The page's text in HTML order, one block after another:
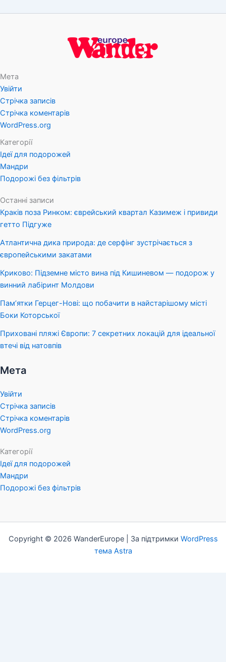
Мета
Увійти
Стрічка записів
Стрічка коментарів
WordPress.org
Категорії
Ідеї для подорожей
Мандри
Подорожі без фільтрів
Останні записи
Краків поза Ринком: єврейський квартал Казимеж і привиди
гетто Підгуже
Атлантична дика природа: де серфінг зустрічається з
європейськими закатами
Криково: Підземне місто вина під Кишиневом — подорож у
винний лабіринт Молдови
Пам’ятки Герцег-Нові: що побачити в найстарішому місті
Боки Которської
Приховані пляжі Європи: 7 секретних локацій для ідеальної
втечі від натовпів
Мета
Увійти
Стрічка записів
Стрічка коментарів
WordPress.org
Категорії
Ідеї для подорожей
Мандри
Подорожі без фільтрів
Copyright © 2026 WanderEurope | За підтримки WordPress
тема Astra